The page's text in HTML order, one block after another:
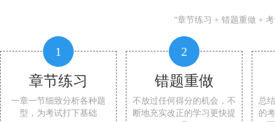
“章节练习 + 错题重做 +
1
章节练习
一章一节细致分析各种题
型，为考试打下基础
2
错题重做
不放过任何得分的机会，不
断地充实改正的学习更快提
总
的